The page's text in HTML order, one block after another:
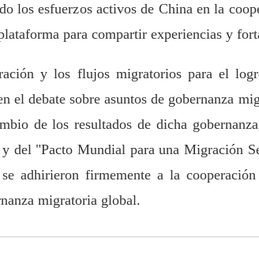
los esfuerzos activos de China en la
para compartir experiencias y
y los flujos migratorios para el
el debate sobre asuntos de gobernanza
de los resultados de dicha
del "Pacto Mundial para una Migración
adhirieron firmemente a la
migratoria global.